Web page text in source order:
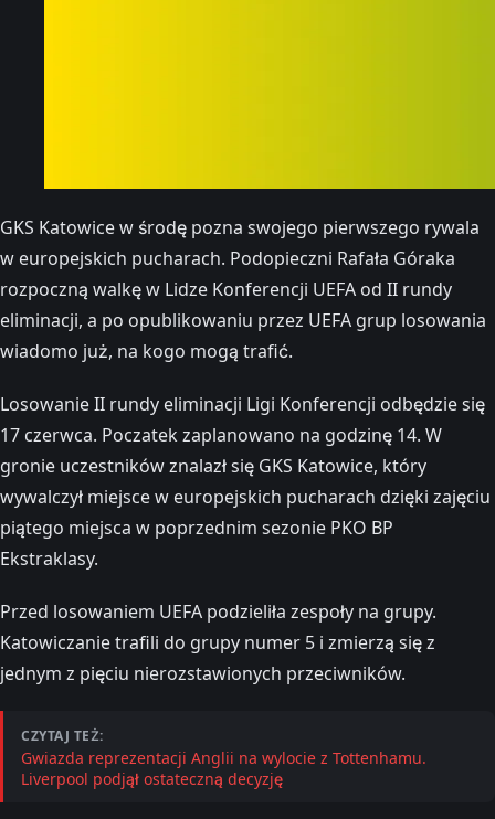
GKS Katowice w środę pozna swojego pierwszego rywala
w europejskich pucharach. Podopieczni Rafała Góraka
rozpoczną walkę w Lidze Konferencji UEFA od II rundy
eliminacji, a po opublikowaniu przez UEFA grup losowania
wiadomo już, na kogo mogą trafić.
Losowanie II rundy eliminacji Ligi Konferencji odbędzie się
17 czerwca. Poczatek zaplanowano na godzinę 14. W
gronie uczestników znalazł się GKS Katowice, który
wywalczył miejsce w europejskich pucharach dzięki zajęciu
piątego miejsca w poprzednim sezonie PKO BP
Ekstraklasy.
Przed losowaniem UEFA podzieliła zespoły na grupy.
Katowiczanie trafili do grupy numer 5 i zmierzą się z
jednym z pięciu nierozstawionych przeciwników.
CZYTAJ TEŻ:
Gwiazda reprezentacji Anglii na wylocie z Tottenhamu.
Liverpool podjął ostateczną decyzję